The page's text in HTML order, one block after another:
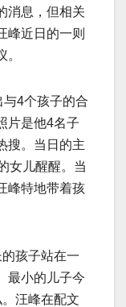
消息，但相关
峰近日的一则
4个孩子的合
片是他4名子
搜。当日的主
女儿醒醒。当
峰特地带着孩
孩子站在一
最小的儿子今
汪峰在配文